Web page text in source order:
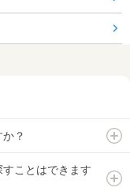
？
ことはできます